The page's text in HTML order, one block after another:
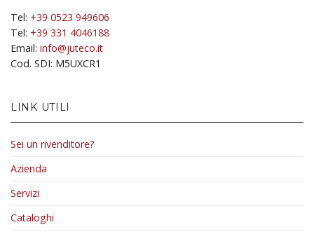
Tel: +39 0523 949606
Tel: +39 331 4046188
Email: info@juteco.it
Cod. SDI: M5UXCR1
LINK UTILI
Sei un rivenditore?
Azienda
Servizi
Cataloghi